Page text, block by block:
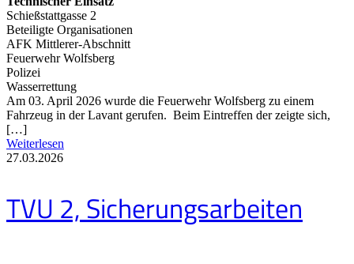
Schießstattgasse 2
Beteiligte Organisationen
AFK Mittlerer-Abschnitt
Feuerwehr Wolfsberg
Polizei
Wasserrettung
Am 03. April 2026 wurde die Feuerwehr Wolfsberg zu einem
Fahrzeug in der Lavant gerufen. Beim Eintreffen der zeigte sich,
[…]
Weiterlesen
27.03.2026
TVU 2, Sicherungsarbeiten